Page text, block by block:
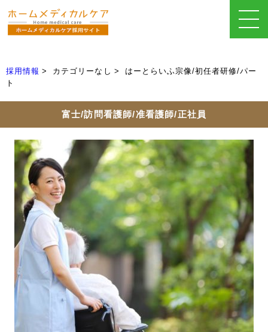
採用情報 カテゴリーなし
はーとらいふ宗像/初任者研修/パー
ト
富士/訪問看護師/准看護師/正社員